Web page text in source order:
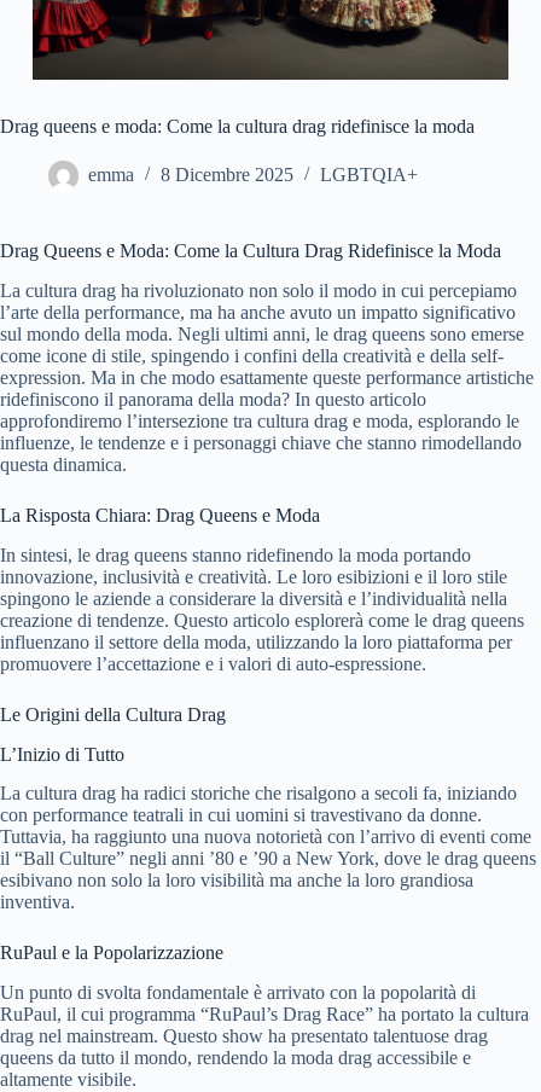
Drag queens e moda: Come la cultura drag ridefinisce la moda
emma 8 Dicembre 2025 LGBTQIA+
Drag Queens e Moda: Come la Cultura Drag Ridefinisce la Moda
La cultura drag ha rivoluzionato non solo il modo in cui percepiamo
l’arte della performance, ma ha anche avuto un impatto significativo
sul mondo della moda. Negli ultimi anni, le drag queens sono emerse
come icone di stile, spingendo i confini della creatività e della self-
expression. Ma in che modo esattamente queste performance artistiche
ridefiniscono il panorama della moda? In questo articolo
approfondiremo l’intersezione tra cultura drag e moda, esplorando le
influenze, le tendenze e i personaggi chiave che stanno rimodellando
questa dinamica.
La Risposta Chiara: Drag Queens e Moda
In sintesi, le drag queens stanno ridefinendo la moda portando
innovazione, inclusività e creatività. Le loro esibizioni e il loro stile
spingono le aziende a considerare la diversità e l’individualità nella
creazione di tendenze. Questo articolo esplorerà come le drag queens
influenzano il settore della moda, utilizzando la loro piattaforma per
promuovere l’accettazione e i valori di auto-espressione.
Le Origini della Cultura Drag
L’Inizio di Tutto
La cultura drag ha radici storiche che risalgono a secoli fa, iniziando
con performance teatrali in cui uomini si travestivano da donne.
Tuttavia, ha raggiunto una nuova notorietà con l’arrivo di eventi come
il “Ball Culture” negli anni ’80 e ’90 a New York, dove le drag queens
esibivano non solo la loro visibilità ma anche la loro grandiosa
inventiva.
RuPaul e la Popolarizzazione
Un punto di svolta fondamentale è arrivato con la popolarità di
RuPaul, il cui programma “RuPaul’s Drag Race” ha portato la cultura
drag nel mainstream. Questo show ha presentato talentuose drag
queens da tutto il mondo, rendendo la moda drag accessibile e
altamente visibile.